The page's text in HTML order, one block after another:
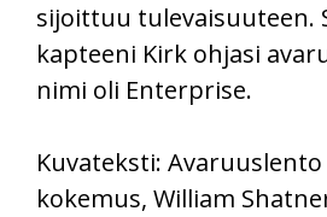
sijoittuu tulevaisuuteen.
kapteeni Kirk ohjasi
nimi oli Enterprise.
Kuvateksti:
kokemus, William